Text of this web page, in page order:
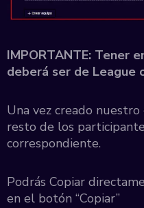
IMPORTANTE: Tener
deberá ser de League
Una vez creado
resto de los
correspondiente.
Podrás Copiar
en el botón “Copiar”